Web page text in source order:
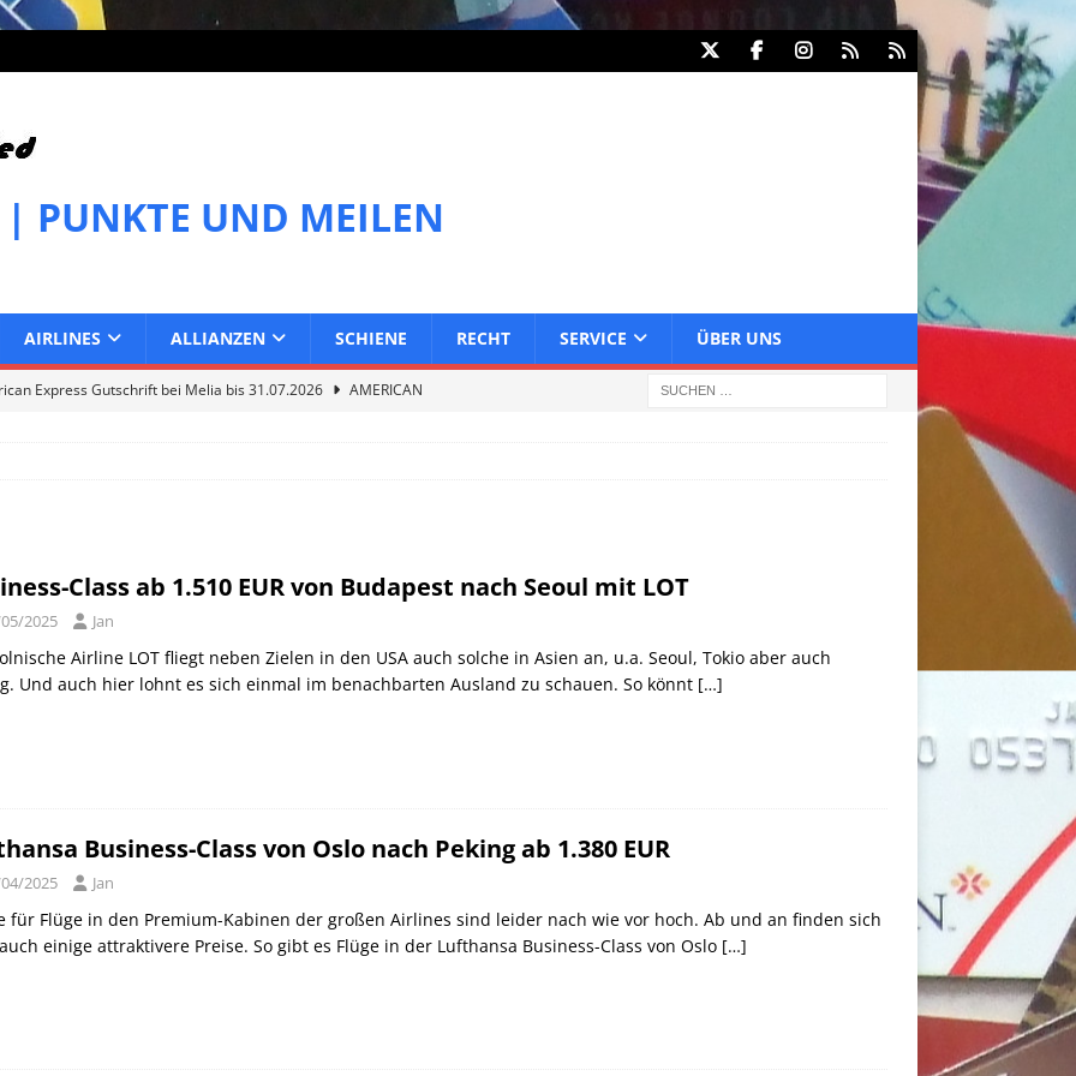
PUNKTE UND MEILEN
AIRLINES ALLIANZEN SCHIENE RECHT SERVICE ÜBER UNS
Express Gutschrift bei Melia bis 31.07.2026
AMERICAN
Bahncard 50 bis Ende Juli 2026
SCHIENE
Express Gutschrift bei Hyatt bis 19.07.2026
Class ab 1.510 EUR von Budapest nach Seoul mit LOT
2025 Jan
Airline LOT fliegt neben Zielen in den USA auch solche in Asien an, u.a. Seoul, Tokio aber auch
Und auch hier lohnt es sich einmal im benachbarten Ausland zu schauen. So könnt […]
Business-Class von Oslo nach Peking ab 1.380 EUR
2025 Jan
für Flüge in den Premium-Kabinen der großen Airlines sind leider nach wie vor hoch. Ab und an finden sich
einige attraktivere Preise. So gibt es Flüge in der Lufthansa Business-Class von Oslo […]